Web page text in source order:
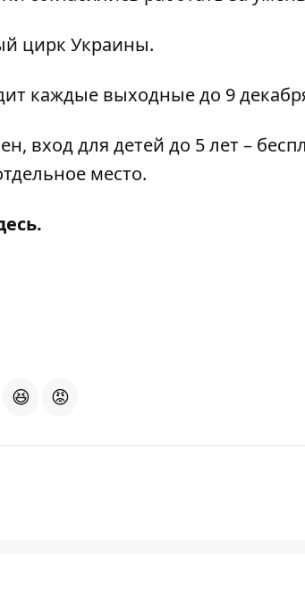
цирк Украины.
каждые выходные до 9
вход для детей до 5 лет –
место.
.
😆 😡